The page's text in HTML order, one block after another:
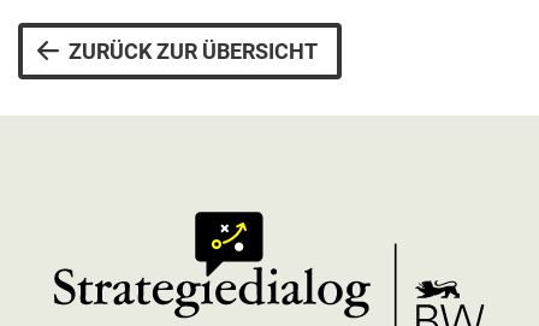
ZURÜCK ZUR ÜBERSICHT